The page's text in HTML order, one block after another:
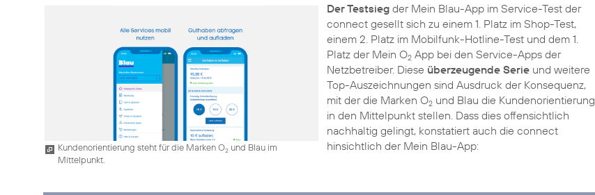
Kundenorientierung steht für die Marken O2 und Blau im
Mittelpunkt.
Der Testsiegder Mein Blau-App im Service-Test der
connect gesellt sich zu einem 1. Platz im Shop-Test,
einem 2. Platz im Mobilfunk-Hotline-Test und dem 1.
Platz der Mein O2App bei den Service-Apps der
Netzbetreiber. Diese überzeugende Serieund weitere
Top-Auszeichnungen sind Ausdruck der Konsequenz,
mit der die Marken O2und Blau die Kundenorientierung
in den Mittelpunkt stellen. Dass dies offensichtlich
nachhaltig gelingt, konstatiert auch die connect
hinsichtlich der Mein Blau-App: